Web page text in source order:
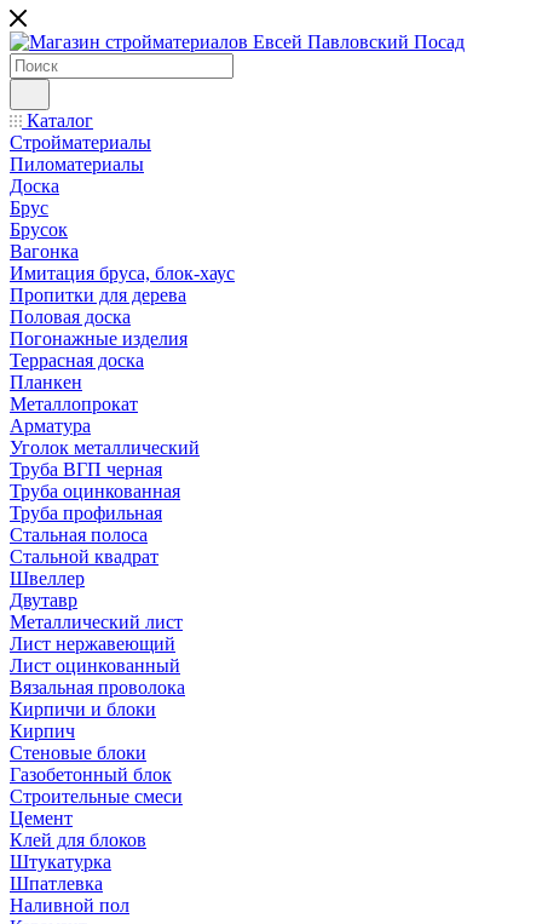
Каталог
Стройматериалы
Пиломатериалы
Доска
Брус
Брусок
Вагонка
Имитация бруса, блок-хаус
Пропитки для дерева
Половая доска
Погонажные изделия
Террасная доска
Планкен
Металлопрокат
Арматура
Уголок металлический
Труба ВГП черная
Труба оцинкованная
Труба профильная
Стальная полоса
Стальной квадрат
Швеллер
Двутавр
Металлический лист
Лист нержавеющий
Лист оцинкованный
Вязальная проволока
Кирпичи и блоки
Кирпич
Стеновые блоки
Газобетонный блок
Строительные смеси
Цемент
Клей для блоков
Штукатурка
Шпатлевка
Наливной пол